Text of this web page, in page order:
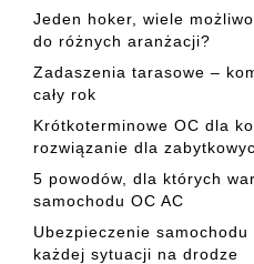
Jeden hoker, wiele
do różnych aranżacji?
Zadaszenia tarasowe –
cały rok
Krótkoterminowe OC dla
rozwiązanie dla
5 powodów, dla których
samochodu OC AC
Ubezpieczenie samochodu
każdej sytuacji na drodze